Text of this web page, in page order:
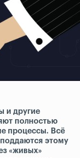
и другие
полностью
процессы. Всё
этому
«живых»